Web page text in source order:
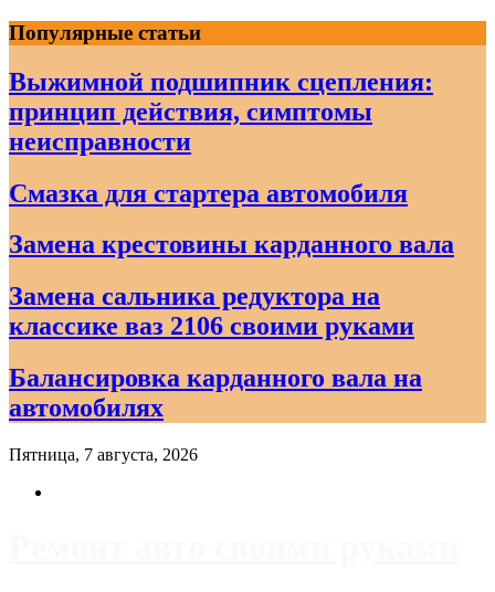
Skip
to
content
Популярные статьи
Выжимной подшипник сцепления:
принцип действия, симптомы
неисправности
Смазка для стартера автомобиля
Замена крестовины карданного вала
Замена сальника редуктора на
классике ваз 2106 своими руками
Балансировка карданного вала на
автомобилях
Пятница, 7 августа, 2026